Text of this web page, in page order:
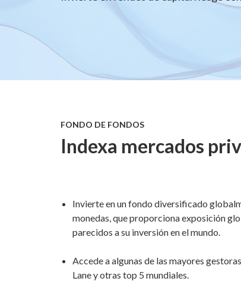
FONDO DE FONDOS
Indexa mercados
Invierte en un fondo diversificado
monedas, que proporciona exposición
parecidos a su inversión en el mundo.
Accede a algunas de las mayores
Lane y otras top 5 mundiales.